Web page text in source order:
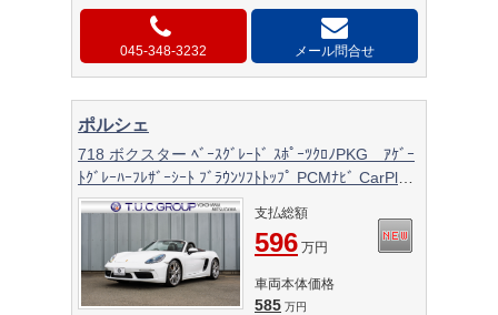
045-348-3232 メール問合せ
ポルシェ
718 ボクスター ﾍﾞｰｽｸﾞﾚｰﾄﾞ ｽﾎﾟｰﾂｸﾛﾉPKG ｱｹﾞｰ
ﾄｸﾞﾚｰﾊｰﾌﾚｻﾞｰｼｰﾄ ﾌﾞﾗｳﾝｿﾌﾄﾄｯﾌﾟ PCMﾅﾋﾞ CarPlay
PASM PDLS GTｽﾎﾟｰﾂｽﾃｱ ﾊﾟｰｸｱｼｽﾄ ｸﾙｺﾝ 電動Dﾐﾗ
ｰ ｵｰﾄｴｱｺﾝ TPM ｶﾚﾗS20ｲﾝﾁAW 2年保証
支払総額
596 万円
車両本体価格
585 万円